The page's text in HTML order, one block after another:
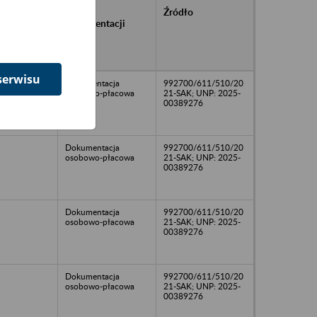
dokumentacji
Źródło
Dokumentacja
osobowo-płacowa
992700/611/510/20
21-SAK; UNP: 2025-
00389276
Dokumentacja
osobowo-płacowa
992700/611/510/20
21-SAK; UNP: 2025-
00389276
Dokumentacja
osobowo-płacowa
992700/611/510/20
21-SAK; UNP: 2025-
00389276
Dokumentacja
osobowo-płacowa
992700/611/510/20
21-SAK; UNP: 2025-
00389276